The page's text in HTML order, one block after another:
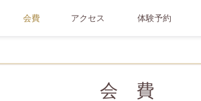
会費 アクセス 体験予約
会 費